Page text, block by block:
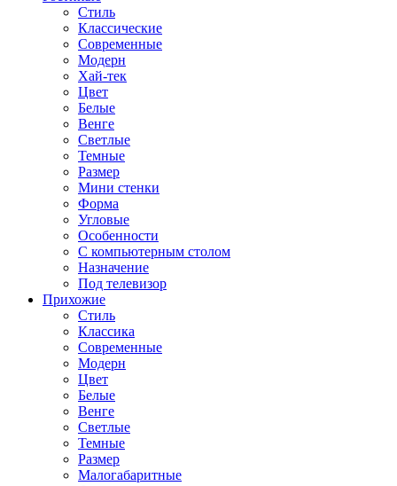
Стиль
Классические
Современные
Модерн
Хай-тек
Цвет
Белые
Венге
Светлые
Темные
Размер
Мини стенки
Форма
Угловые
Особенности
С компьютерным столом
Назначение
Под телевизор
Прихожие
Стиль
Классика
Современные
Модерн
Цвет
Белые
Венге
Светлые
Темные
Размер
Малогабаритные